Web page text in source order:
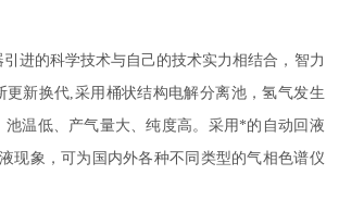
的科学技术与自己的技术实力相结合，智力
更新换代,采用桶状结构电解分离池，氢气发生
池温低、产气量大、纯度高。采用*的自动回液
现象，可为国内外各种不同类型的气相色谱仪